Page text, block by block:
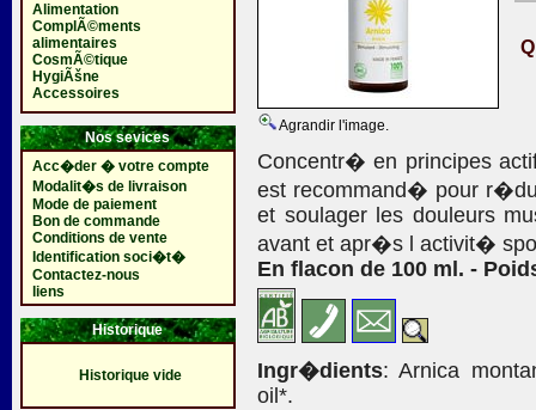
Alimentation
ComplÃ©ments
alimentaires
CosmÃ©tique
HygiÃšne
Accessoires
Nos sevices
Acc�der � votre compte
Modalit�s de livraison
Mode de paiement
Bon de commande
Conditions de vente
Identification soci�t�
Contactez-nous
liens
Historique
Historique vide
Agrandir l'image.
Concentr� en principes
est recommand� pour
et soulager les douleurs
avant et apr�s l activit�
En flacon de 100 ml. -
Ingr�dients: Arnica
oil*.